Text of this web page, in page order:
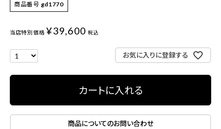
商品番号 gd1770
当店特別価格 ¥39,600 税込
お気に入りに登録する
カートに入れる
商品についてのお問い合わせ